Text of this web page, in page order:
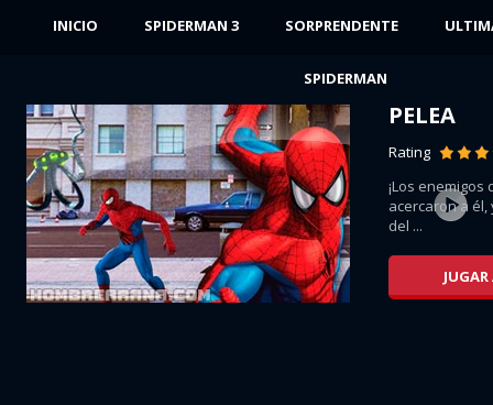
INICIO SPIDERMAN 3 SORPRENDENTE
SPIDERMAN
PELEA
Rating
¡Los enemigos
acercaron a
del ...